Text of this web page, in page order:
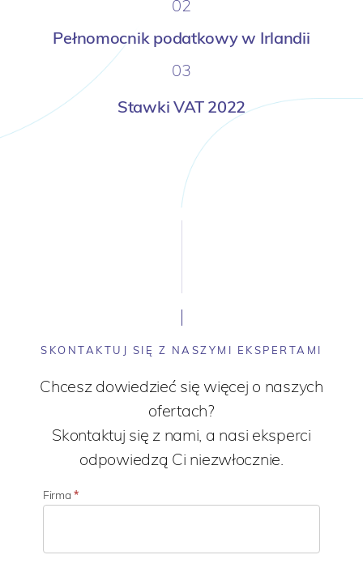
02
Pełnomocnik podatkowy w Irlandii
03
Stawki VAT 2022
SKONTAKTUJ SIĘ Z NASZYMI EKSPERTAMI
Chcesz dowiedzieć się więcej o naszych
ofertach?
Skontaktuj się z nami, a nasi eksperci
odpowiedzą Ci niezwłocznie.
Firma*